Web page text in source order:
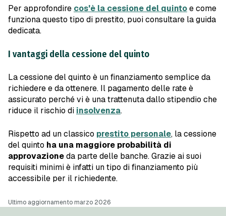
Per approfondire cos'è la cessione del quintoe come
funziona questo tipo di prestito, puoi consultare la guida
dedicata.
I vantaggi della cessione del quinto
La cessione del quinto è un finanziamento semplice da
richiedere e da ottenere. Il pagamento delle rate è
assicurato perché vi è una trattenuta dallo stipendio che
riduce il rischio di insolvenza.
Rispetto ad un classico prestito personale, la cessione
del quinto ha una maggiore probabilità di
approvazioneda parte delle banche. Grazie ai suoi
requisiti minimi è infatti un tipo di finanziamento più
accessibile per il richiedente.
Ultimo aggiornamento marzo 2026